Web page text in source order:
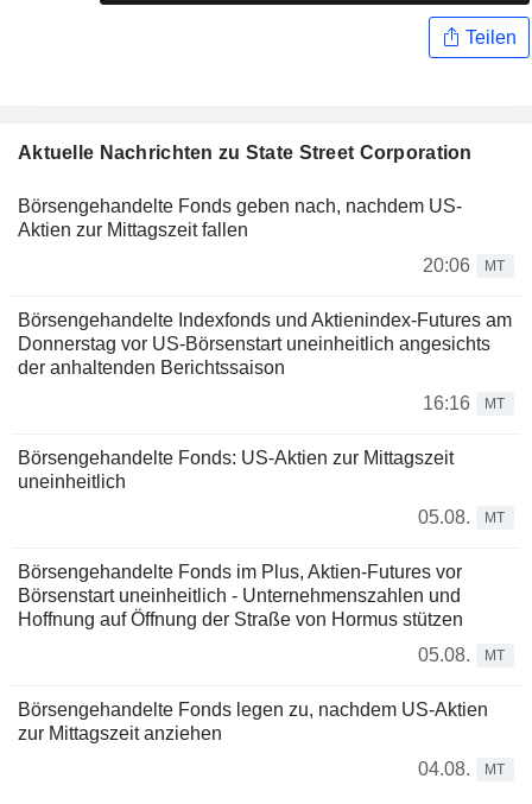
Teilen
Aktuelle Nachrichten zu State Street Corporation
Börsengehandelte Fonds geben nach, nachdem US-
Aktien zur Mittagszeit fallen
20:06
MT
Börsengehandelte Indexfonds und Aktienindex-Futures am
Donnerstag vor US-Börsenstart uneinheitlich angesichts
der anhaltenden Berichtssaison
16:16
MT
Börsengehandelte Fonds: US-Aktien zur Mittagszeit
uneinheitlich
05.08.
MT
Börsengehandelte Fonds im Plus, Aktien-Futures vor
Börsenstart uneinheitlich - Unternehmenszahlen und
Hoffnung auf Öffnung der Straße von Hormus stützen
05.08.
MT
Börsengehandelte Fonds legen zu, nachdem US-Aktien
zur Mittagszeit anziehen
04.08.
MT